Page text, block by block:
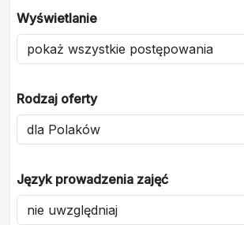
Wyświetlanie
Rodzaj oferty
Język prowadzenia zajęć